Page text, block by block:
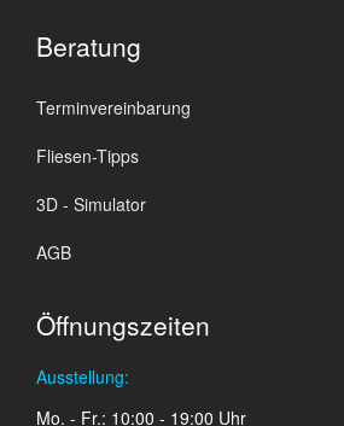
Beratung
Terminvereinbarung
Fliesen-Tipps
3D - Simulator
AGB
Öffnungszeiten
Ausstellung:
Mo. - Fr.: 10:00 - 19:00 Uhr